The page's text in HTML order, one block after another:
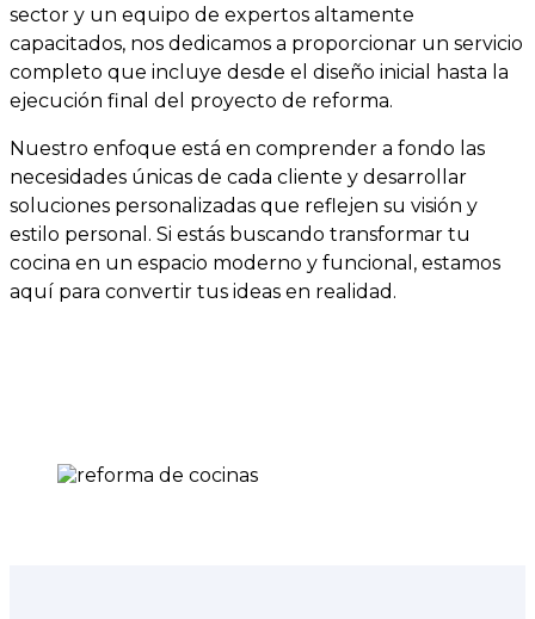
sector y un equipo de expertos altamente
capacitados, nos dedicamos a proporcionar un servicio
completo que incluye desde el diseño inicial hasta la
ejecución final del proyecto de reforma.
Nuestro enfoque está en comprender a fondo las
necesidades únicas de cada cliente y desarrollar
soluciones personalizadas que reflejen su visión y
estilo personal. Si estás buscando transformar tu
cocina en un espacio moderno y funcional, estamos
aquí para convertir tus ideas en realidad.